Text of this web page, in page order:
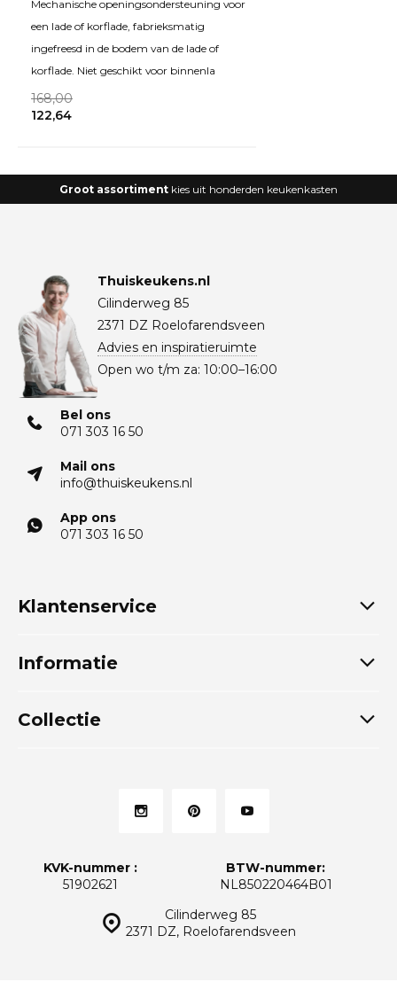
Mechanische openingsondersteuning voor
een lade of korflade, fabrieksmatig
ingefreesd in de bodem van de lade of
korflade. Niet geschikt voor binnenla
168,00
122,64
Groot assortiment kies uit honderden keukenkasten
Thuiskeukens.nl
Cilinderweg 85
2371 DZ Roelofarendsveen
Advies en inspiratieruimte
Open wo t/m za: 10:00–16:00
Bel ons
071 303 16 50
Mail ons
info@thuiskeukens.nl
App ons
071 303 16 50
Klantenservice
Informatie
Collectie
Cilinderweg 85
2371 DZ, Roelofarendsveen
KVK-nummer :
51902621
BTW-nummer:
NL850220464B01